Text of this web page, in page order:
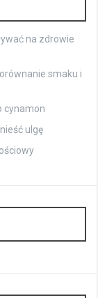
na zdrowie
smaku i
cynamon
ulgę